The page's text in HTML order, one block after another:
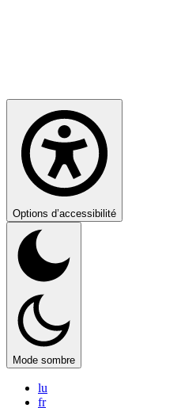
Options d’accessibilité
Mode sombre
lu
fr